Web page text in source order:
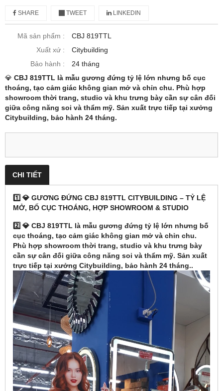
SHARE TWEET LINKEDIN
Mã sản phẩm :
CBJ 819TTL
Xuất xứ :
Citybuilding
Bảo hành :
24 tháng
💎 CBJ 819TTL là mẫu gương đứng tỷ lệ lớn nhưng bố cục
thoáng, tạo cảm giác không gian mở và chỉn chu. Phù hợp
showroom thời trang, studio và khu trưng bày cần sự cân đối
giữa công năng soi và thẩm mỹ. Sản xuất trực tiếp tại xưởng
Citybuilding, bảo hành 24 tháng.
CHI TIẾT
1️⃣ 💎 GƯƠNG ĐỨNG CBJ 819TTL CITYBUILDING – TỶ LỆ
MỞ, BỐ CỤC THOÁNG, HỢP SHOWROOM & STUDIO
2️⃣ 💎 CBJ 819TTL là mẫu gương đứng tỷ lệ lớn nhưng bố
cục thoáng, tạo cảm giác không gian mở và chỉn chu.
Phù hợp showroom thời trang, studio và khu trưng bày
cần sự cân đối giữa công năng soi và thẩm mỹ. Sản xuất
trực tiếp tại xưởng Citybuilding, bảo hành 24 tháng..